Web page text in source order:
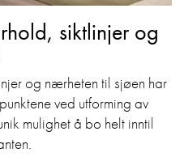
siktlinjer og
og nærheten til sjøen har
ved utforming av
mulighet å bo helt inntil